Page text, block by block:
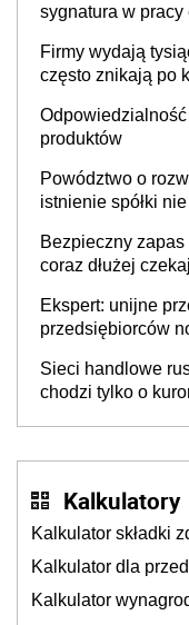
sygnatura w pracy
Firmy wydają
często znikają po
produktów
Powództwo o
istnienie spółki
Bezpieczny
coraz dłużej
Ekspert: unijne
przedsiębiorców
Sieci handlowe
chodzi tylko o
Kalkulatory
Kalkulator składki
Kalkulator dla
Kalkulator